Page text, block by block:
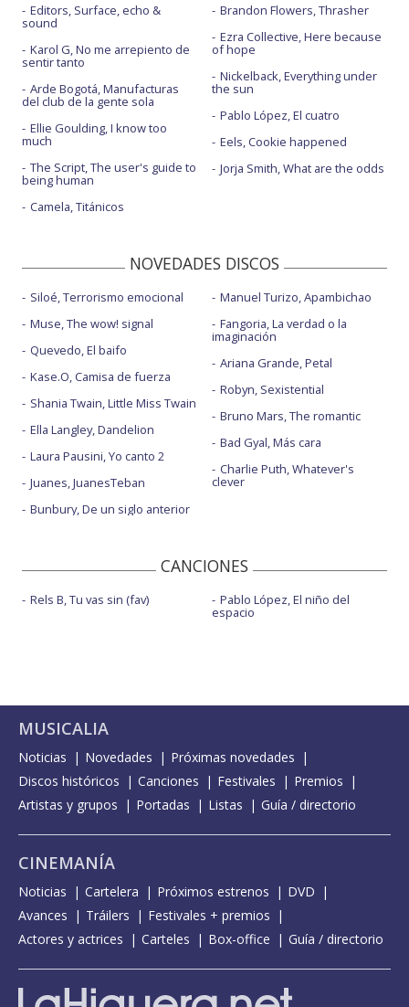
Editors, Surface, echo &
sound
Karol G, No me arrepiento de
sentir tanto
Arde Bogotá, Manufacturas
del club de la gente sola
Ellie Goulding, I know too
much
The Script, The user's guide to
being human
Camela, Titánicos
Brandon Flowers, Thrasher
Ezra Collective, Here because
of hope
Nickelback, Everything under
the sun
Pablo López, El cuatro
Eels, Cookie happened
Jorja Smith, What are the odds
NOVEDADES DISCOS
Siloé, Terrorismo emocional
Muse, The wow! signal
Quevedo, El baifo
Kase.O, Camisa de fuerza
Shania Twain, Little Miss Twain
Ella Langley, Dandelion
Laura Pausini, Yo canto 2
Juanes, JuanesTeban
Bunbury, De un siglo anterior
Manuel Turizo, Apambichao
Fangoria, La verdad o la
imaginación
Ariana Grande, Petal
Robyn, Sexistential
Bruno Mars, The romantic
Bad Gyal, Más cara
Charlie Puth, Whatever's
clever
CANCIONES
Rels B, Tu vas sin (fav) Pablo López, El niño del
espacio
MUSICALIA
Noticias Novedades
Próximas novedades
Discos históricos
Canciones Festivales
Premios
Artistas y grupos
Portadas Listas Guía / directorio
CINEMANÍA
Noticias Cartelera Próximos estrenos
DVD
Avances
Tráilers
Festivales + premios
Actores y actrices
Carteles Box-office Guía / directorio